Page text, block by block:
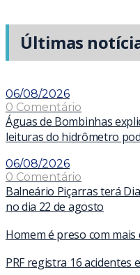
Últimas
06/08/2026
0 Comentário
Águas de Bombinhas
leituras do hidrômetro
06/08/2026
0 Comentário
Balneário Piçarras terá
no dia 22 de agosto
Homem é preso com mais
PRF registra 16 acidentes